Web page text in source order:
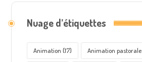
Nuage d’étiquettes
Animation (17) Animation pastorale